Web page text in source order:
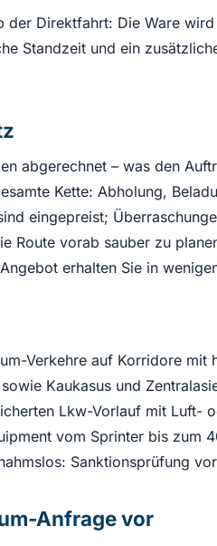
der Direktfahrt: Die Ware
Standzeit und ein
abgerechnet – was den
Kette: Abholung,
eingepreist;
Route vorab sauber zu
erhalten Sie in
Verkehre auf Korridore
Kaukasus und
Lkw-Vorlauf mit Luft-
vom Sprinter bis zum
Sanktionsprüfung
Anfrage vor